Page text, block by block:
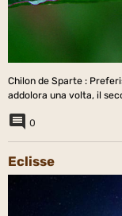
Chilon de Sparte :
addolora una volta, il
0
Eclisse